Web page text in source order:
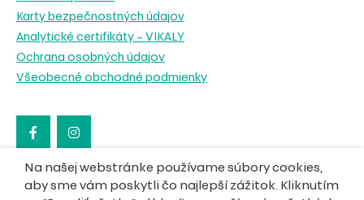
Karty bezpečnostných údajov
Analytické certifikáty – VIKALY
Ochrana osobných údajov
Všeobecné obchodné podmienky
Na našej webstránke používame súbory cookies,
aby sme vám poskytli čo najlepší zážitok. Kliknutím